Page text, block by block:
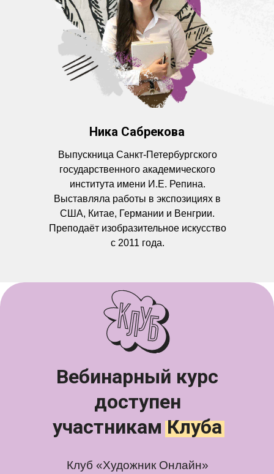
Ника Сабрекова
Выпускница Санкт-Петербургского
государственного академического
института имени И.Е. Репина.
Выставляла работы в экспозициях в
США, Китае, Германии и Венгрии.
Преподаёт изобразительное искусство
с 2011 года.
Вебинарный курс
доступен
участникам Клуба
Клуб «Художник Онлайн»